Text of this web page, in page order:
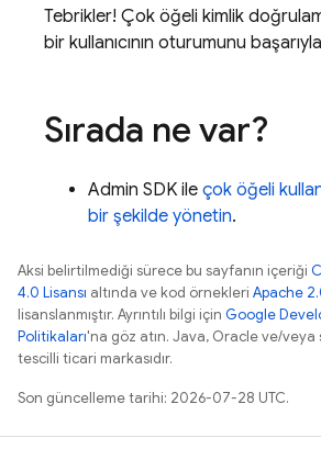
Tebrikler! Çok öğeli kimlik
bir kullanıcının oturumunu
Sırada ne var?
Admin SDK ile çok öğeli
bir şekilde yönetin.
Aksi belirtilmediği sürece bu sayfanın içeriği
4.0 Lisansı altında ve kod örnekleri Apache
lisanslanmıştır. Ayrıntılı bilgi için Google
Politikaları'na göz atın. Java, Oracle ve/veya
tescilli ticari markasıdır.
Son güncelleme tarihi: 2026-07-28 UTC.